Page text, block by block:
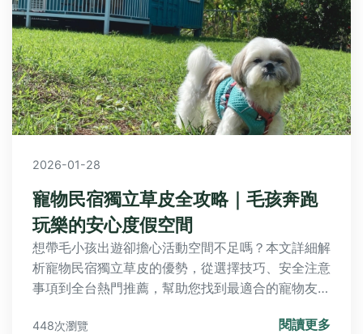
2026-01-28
寵物民宿獨立草皮全攻略｜毛孩奔跑
玩樂的安心度假空間
想帶毛小孩出遊卻擔心活動空間不足嗎？本文詳細解
析寵物民宿獨立草皮的優勢，從選擇技巧、安全注意
事項到全台熱門推薦，幫助您找到最適合的寵物友善
448次瀏覽 閱讀更多